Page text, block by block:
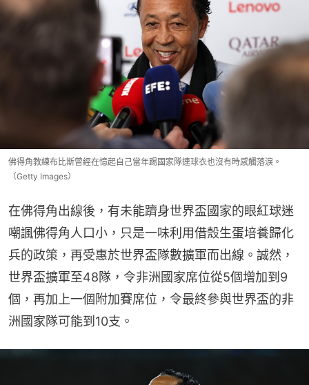
佛得角教練布比斯曾經在憶起自己當年踢國家隊連球衣也沒有時感觸落淚。
（Getty Images）
在佛得角出線後，有未能躋身世界盃國家的眼紅球迷
嘲諷佛得角人口小，只是一味利用借殼生蛋培養歸化
兵的政策，再受惠於世界盃隊數擴軍而出線。誠然，
世界盃擴軍至48隊，令非洲國家席位從5個增加到9
個，再加上一個附加賽席位，令最終參與世界盃的非
洲國家隊可能到10支。